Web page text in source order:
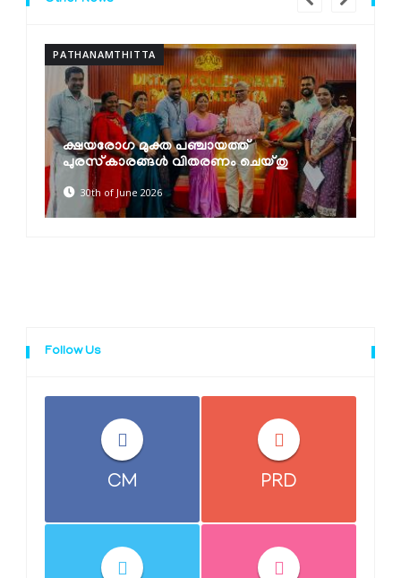
PATHANAMTHITTA
ക്ഷയരോഗ മുക്ത പഞ്ചായത്ത്
പുരസ്‌കാരങ്ങൾ വിതരണം ചെയ്തു
30th of June 2026
Follow Us
CM PRD